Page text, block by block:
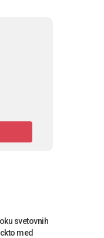
svetovnih
med